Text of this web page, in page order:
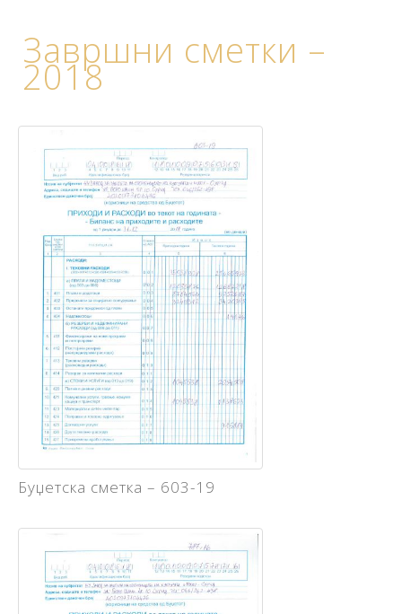
Завршни сметки –
2018
Буџетска сметка – 603-19